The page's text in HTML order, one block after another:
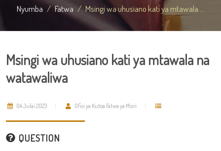
Nyumba Fatwa Msingi wa uhusiano kati ya mtawala ...
Msingi wa uhusiano kati ya mtawala na
watawaliwa
04 Julai 2023 Ofisi ya Kutoa Fatwa ya Misri
QUESTION